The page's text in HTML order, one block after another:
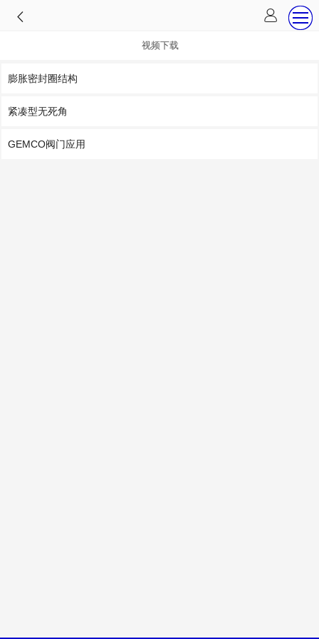
视频下载
膨胀密封圈结构
紧凑型无死角
GEMCO阀门应用